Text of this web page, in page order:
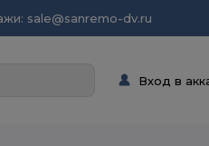
sale@sanremo-dv.ru
Вход в